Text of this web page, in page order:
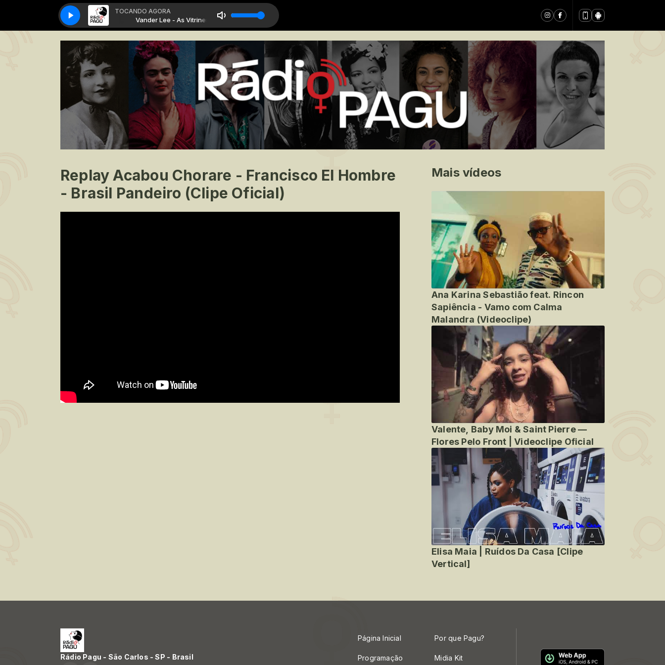
TOCANDO AGORA
Vander Lee - As Vitrines Vander Lee - As Vitrines
Replay Acabou Chorare - Francisco El Hombre
- Brasil Pandeiro (Clipe Oficial)
Mais vídeos
Ana Karina Sebastião feat. Rincon
Sapiência - Vamo com Calma
Malandra (Videoclipe)
Valente, Baby Moi & Saint Pierre —
Flores Pelo Front | Videoclipe Oficial
Elisa Maia | Ruídos Da Casa [Clipe
Vertical]
Rádio Pagu - São Carlos - SP - Brasil
Página Inicial
Programação
Por que Pagu?
Midia Kit